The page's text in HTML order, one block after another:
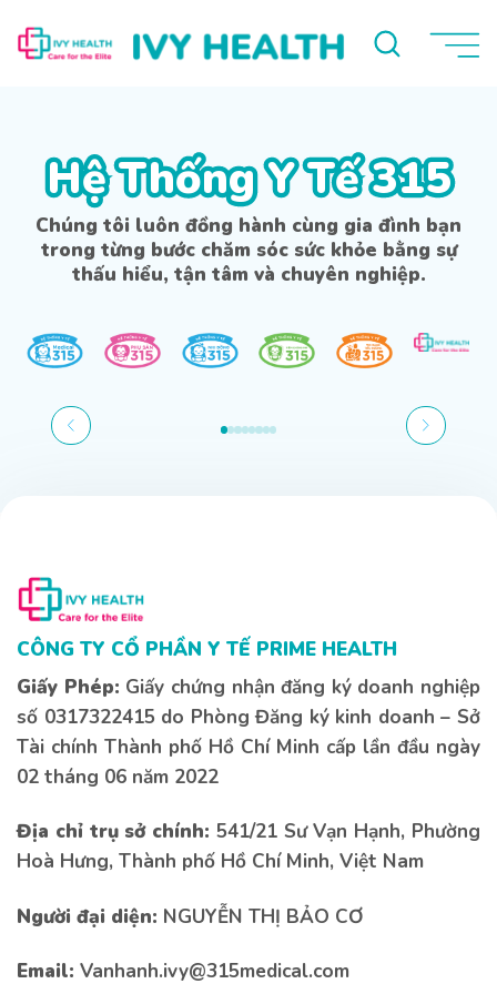
QUYỀN LỢITHẺ
THÀNH VIÊN
dưỡng trọn năm
Đăng ký dịch vụ
Đăng ký dịch vụ
Vui lòng điền thông tin để đăng ký dịch vụ.
dẫn thanh toán.
Hệ Thống Y Tế 315
Hệ Thống Y Tế 315
Chúng tôi luôn đồng hành cùng gia đình bạn
trong từng bước chăm sóc sức khỏe bằng sự
thấu hiểu, tận tâm và chuyên nghiệp.
CÔNG TY CỔ PHẦN Y TẾ PRIME HEALTH
Giấy Phép: Giấy chứng nhận đăng ký doanh nghiệp
số 0317322415 do Phòng Đăng ký kinh doanh – Sở
Tài chính Thành phố Hồ Chí Minh cấp lần đầu ngày
02 tháng 06 năm 2022
Địa chỉ trụ sở chính: 541/21 Sư Vạn Hạnh, Phường
Hoà Hưng, Thành phố Hồ Chí Minh, Việt Nam
Người đại diện: NGUYỄN THỊ BẢO CƠ
Email: Vanhanh.ivy@315medical.com
Liên hệ tư vấn
Liên hệ tư vấn
lại thông tin bên dưới để được tư vấn sớm